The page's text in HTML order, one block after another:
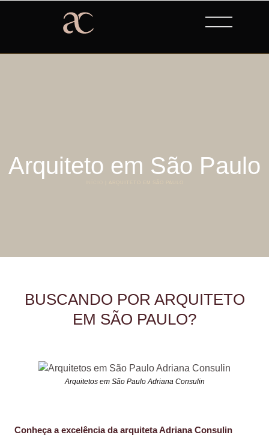
Arquiteto em São Paulo
BUSCANDO POR ARQUITETO
EM SÃO PAULO?
Arquitetos em São Paulo Adriana Consulin
Conheça a excelência da arquiteta Adriana Consulin